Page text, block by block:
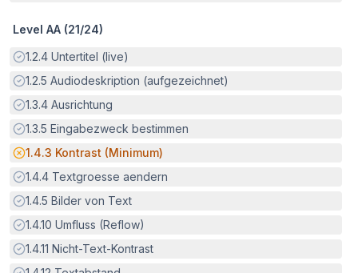
Level AA (21/24)
Erfüllt:
1.2.4 Untertitel (live)
Erfüllt:
1.2.5 Audiodeskription (aufgezeichnet)
Erfüllt:
1.3.4 Ausrichtung
Erfüllt:
1.3.5 Eingabezweck bestimmen
Potenzielle Barriere:
1.4.3 Kontrast (Minimum)
Erfüllt:
1.4.4 Textgroesse aendern
Erfüllt:
1.4.5 Bilder von Text
Erfüllt:
1.4.10 Umfluss (Reflow)
Erfüllt:
1.4.11 Nicht-Text-Kontrast